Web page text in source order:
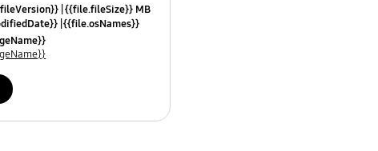
{{file.fileSize}} MB
{{file.osNames}}